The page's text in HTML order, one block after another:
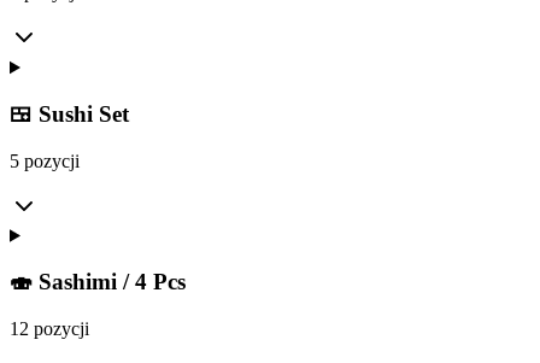
🍱 Sushi Set
5 pozycji
🍣 Sashimi / 4 Pcs
12 pozycji